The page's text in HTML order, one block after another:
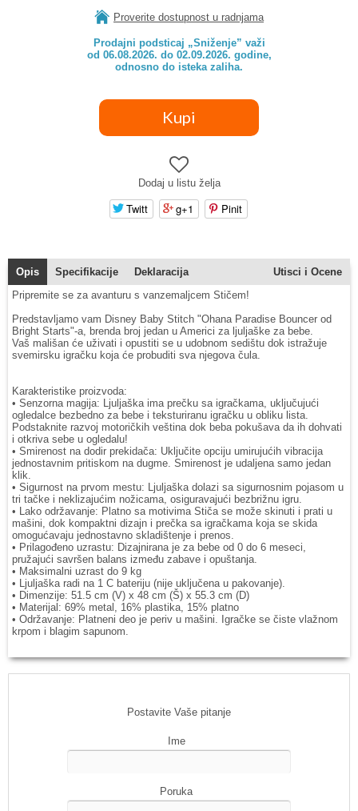
Proverite dostupnost u radnjama
Prodajni podsticaj „Sniženje” važi
od 06.08.2026. do 02.09.2026. godine,
odnosno do isteka zaliha.
Dodaj u listu želja
Twitt g+1 Pinit
Opis Specifikacije Deklaracija
Utisci i Ocene
Pripremite se za avanturu s vanzemaljcem Stičem!
Predstavljamo vam Disney Baby Stitch "Ohana Paradise Bouncer od
Bright Starts"-a, brenda broj jedan u Americi za ljuljaške za bebe.
Vaš mališan će uživati i opustiti se u udobnom sedištu dok istražuje
svemirsku igračku koja će probuditi sva njegova čula.
Karakteristike proizvoda:
• Senzorna magija: Ljuljaška ima prečku sa igračkama, uključujući
ogledalce bezbedno za bebe i teksturiranu igračku u obliku lista.
Podstaknite razvoj motoričkih veština dok beba pokušava da ih dohvati
i otkriva sebe u ogledalu!
• Smirenost na dodir prekidača: Uključite opciju umirujućih vibracija
jednostavnim pritiskom na dugme. Smirenost je udaljena samo jedan
klik.
• Sigurnost na prvom mestu: Ljuljaška dolazi sa sigurnosnim pojasom u
tri tačke i neklizajućim nožicama, osiguravajući bezbrižnu igru.
• Lako održavanje: Platno sa motivima Stiča se može skinuti i prati u
mašini, dok kompaktni dizajn i prečka sa igračkama koja se skida
omogućavaju jednostavno skladištenje i prenos.
• Prilagođeno uzrastu: Dizajnirana je za bebe od 0 do 6 meseci,
pružajući savršen balans između zabave i opuštanja.
• Maksimalni uzrast do 9 kg
• Ljuljaška radi na 1 C bateriju (nije uključena u pakovanje).
• Dimenzije: 51.5 cm (V) x 48 cm (Š) x 55.3 cm (D)
• Materijal: 69% metal, 16% plastika, 15% platno
• Održavanje: Platneni deo je periv u mašini. Igračke se čiste vlažnom
krpom i blagim sapunom.
Postavite Vaše pitanje
Ime
Poruka